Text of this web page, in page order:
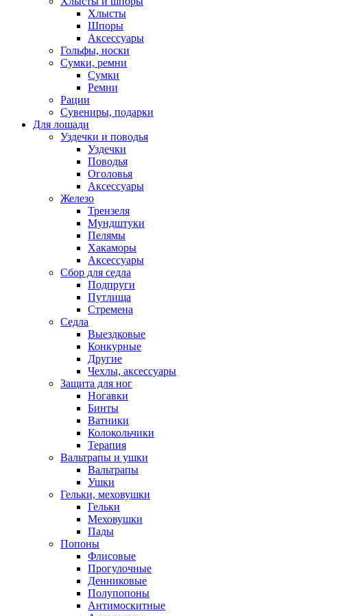
Хлысты
Шпоры
Аксессуары
Гольфы, носки
Сумки, ремни
Сумки
Ремни
Рации
Сувениры, подарки
Для лошади
Уздечки и поводья
Уздечки
Поводья
Оголовья
Аксессуары
Железо
Трензеля
Мундштуки
Пелямы
Хакаморы
Аксессуары
Сбор для седла
Подпруги
Путлища
Стремена
Седла
Выездковые
Конкурные
Другие
Чехлы, аксессуары
Защита для ног
Ногавки
Бинты
Ватники
Колокольчики
Терапия
Вальтрапы и ушки
Вальтрапы
Ушки
Гельки, меховушки
Гельки
Меховушки
Пады
Попоны
Флисовые
Прогулочные
Денниковые
Полупопоны
Антимоскитные